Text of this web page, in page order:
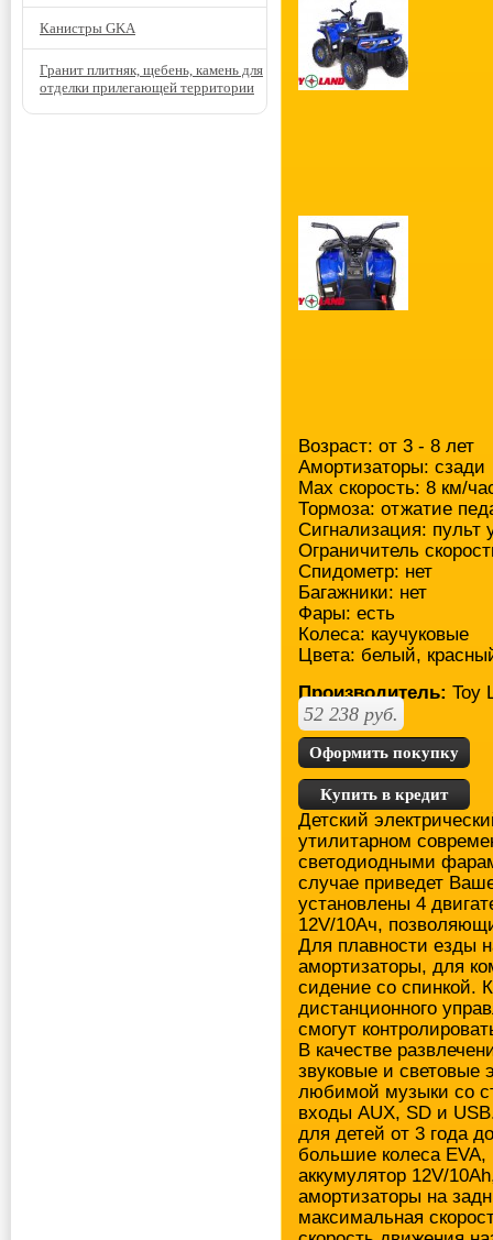
Возраст: от 3 - 8 лет
Амортизаторы: сзади
Мах скорость: 8 км/
Тормоза: отжатие
Сигнализация: пульт
Ограничитель
Спидометр: нет
Багажники: нет
Фары: есть
Колеса: каучуковые
Цвета: белый,
Производитель: Toy
52 238 руб.
Оформить покупку
Купить в кредит
Детский
утилитарном
светодиодными
случае приведет
установлены 4
12V/10Ач,
Для плавности езды
амортизаторы, для
сидение со спинкой.
дистанционного
смогут
В качестве
звуковые и
любимой музыки со
входы AUX, SD и
для детей от 3 года
большие колеса EVA,
аккумулятор 12V/
амортизаторы на
максимальная
Канистры GKA
Гранит плитняк, щебень, камень для
отделки прилегающей территории